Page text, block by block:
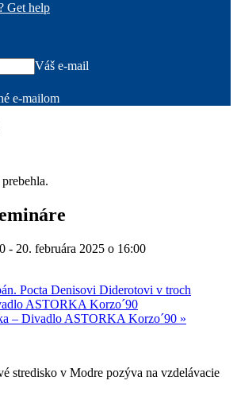
Get help
Váš e-mail
e-mailom
- 20. februára 2025 o 16:00
Pocta Denisovi Diderotovi v troch
ASTORKA Korzo´90
– Divadlo ASTORKA Korzo´90 »
stredisko v Modre pozýva na vzdelávacie